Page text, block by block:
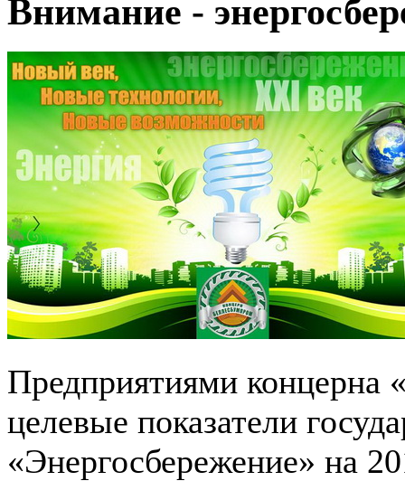
Внимание -
Предприятиями концерна
целевые показатели
«Энергосбережение» на